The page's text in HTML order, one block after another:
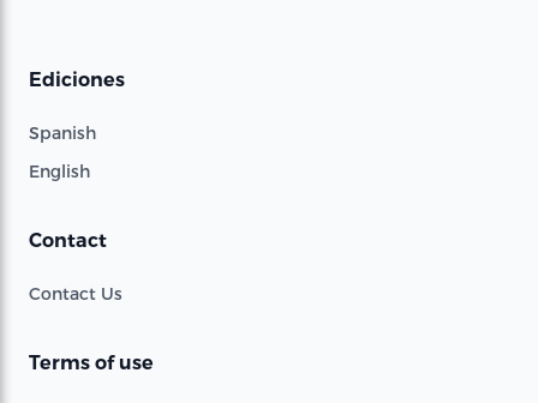
Ediciones
Spanish
English
Contact
Contact Us
Terms of use